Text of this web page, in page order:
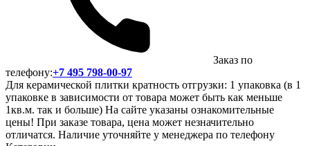
Заказ по
телефону:+7 495 798-00-97
Для керамической плитки кратность отгрузки: 1 упаковка (в 1
упаковке в зависимости от товара может быть как меньше
1кв.м. так и больше) На сайте указаны ознакомительные
цены! При заказе товара, цена может незначительно
отличатся. Наличие уточняйте у менеджера по телефону